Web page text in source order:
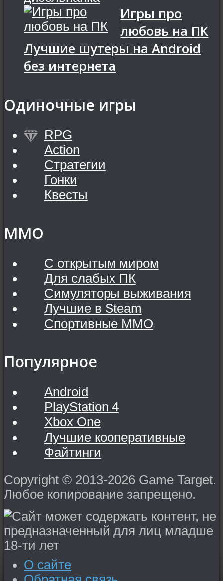
Игры про
любовь на ПК
Лучшие шутеры на Android
без интернета
Одиночные игры
RPG
Action
Стратегии
Гонки
Квесты
MMO
С открытым миром
Для слабых ПК
Симуляторы выживания
Лучшие в Steam
Спортивные MMO
Популярное
Android
PlayStation 4
Xbox One
Лучшие кооперативные
Файтинги
Copyright © 2013-2026 Game Target.
Любое копирование запрещено.
О сайте